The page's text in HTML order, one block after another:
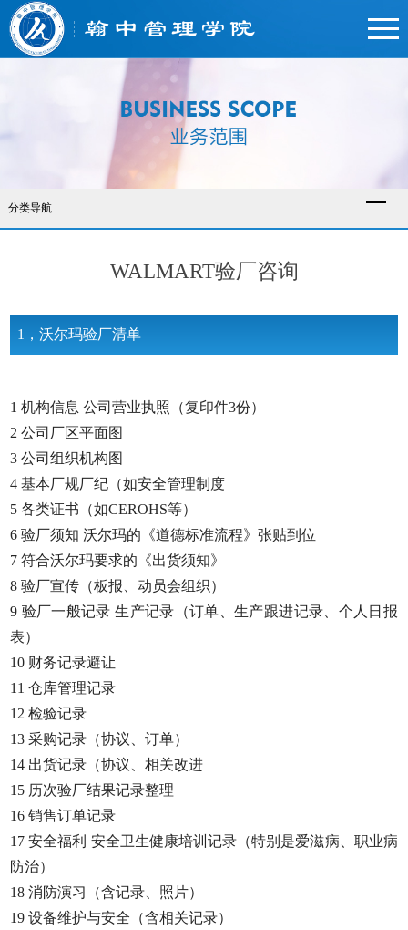
翰中管理学院
分类导航
WALMART验厂咨询
1，沃尔玛验厂清单
1 机构信息 公司营业执照（复印件3份）
2 公司厂区平面图
3 公司组织机构图
4 基本厂规厂纪（如安全管理制度
5 各类证书（如CEROHS等）
6 验厂须知 沃尔玛的《道德标准流程》张贴到位
7 符合沃尔玛要求的《出货须知》
8 验厂宣传（板报、动员会组织）
9 验厂一般记录 生产记录（订单、生产跟进记录、个人日报
表）
10 财务记录避让
11 仓库管理记录
12 检验记录
13 采购记录（协议、订单）
14 出货记录（协议、相关改进
15 历次验厂结果记录整理
16 销售订单记录
17 安全福利 安全卫生健康培训记录（特别是爱滋病、职业病
防治）
18 消防演习（含记录、照片）
19 设备维护与安全（含相关记录）